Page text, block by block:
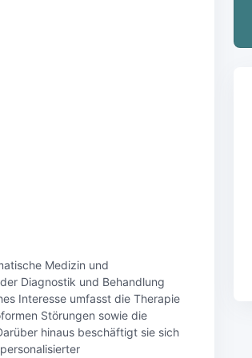
Medizin und
Diagnostik und Behandlung
Interesse umfasst die Therapie
Störungen sowie die
hinaus beschäftigt sie sich